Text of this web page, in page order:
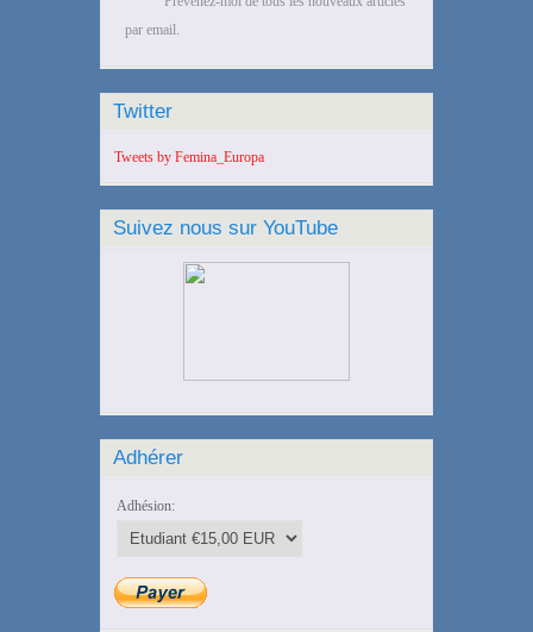
par email.
Twitter
Tweets by Femina_Europa
Suivez nous sur YouTube
Adhérer
Adhésion: